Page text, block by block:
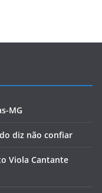
MG
diz não confiar
Viola Cantante